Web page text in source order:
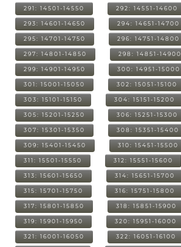
291: 14501-14550 292: 14551-14600
293: 14601-14650 294: 14651-14700
295: 14701-14750 296: 14751-14800
297: 14801-14850 298: 14851-14900
299: 14901-14950 300: 14951-15000
301: 15001-15050 302: 15051-15100
303: 15101-15150 304: 15151-15200
305: 15201-15250 306: 15251-15300
307: 15301-15350 308: 15351-15400
309: 15401-15450 310: 15451-15500
311: 15501-15550 312: 15551-15600
313: 15601-15650 314: 15651-15700
315: 15701-15750 316: 15751-15800
317: 15801-15850 318: 15851-15900
319: 15901-15950 320: 15951-16000
321: 16001-16050 322: 16051-16100